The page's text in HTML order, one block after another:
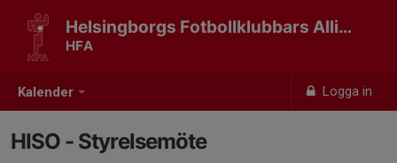
Kalender Logga in
Helsingborgs Fotbollklubbars Allians
HFA
HISO - Styrelsemöte